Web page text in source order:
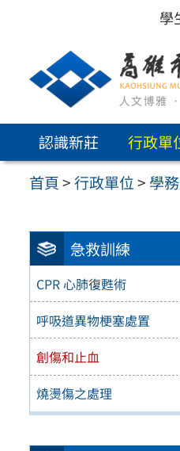
內
學
認識新莊 行政單
首頁>行政單位> 學
急救訓練
CPR 心肺復甦術
呼吸道異物梗塞處置
創傷和止血
燒燙傷之處理